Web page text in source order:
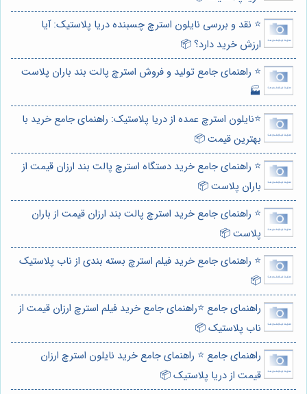
⭐️ نقد و بررسی نایلون استرچ چسبنده دریا پلاستیک: آیا
ارزش خرید دارد؟ 📦
⭐️ راهنمای جامع تولید و فروش استرچ پالت بند باران پلاست
🏭
⭐️نایلون استرچ عمده از دریا پلاستیک: راهنمای جامع خرید با
بهترین قیمت 📦
⭐️ راهنمای جامع خرید دستگاه استرچ پالت بند ارزان قیمت از
باران پلاست 📦
⭐️ راهنمای جامع خرید استرچ پالت بند ارزان قیمت از باران
پلاست 📦
⭐️ راهنمای جامع خرید فیلم استرچ بسته بندی از ناب پلاستیک
📦
راهنمای جامع ⭐️راهنمای جامع خرید فیلم استرچ ارزان قیمت از
ناب پلاستیک 📦
راهنمای جامع ⭐️ راهنمای جامع خرید نایلون استرچ ارزان
قیمت از دریا پلاستیک 📦